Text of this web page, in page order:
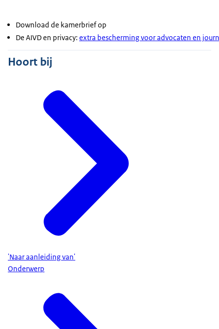
Download de kamerbrief op
De AIVD en privacy: extra bescherming voor advocaten en
Hoort bij
'Naar aanleiding van'
Onderwerp